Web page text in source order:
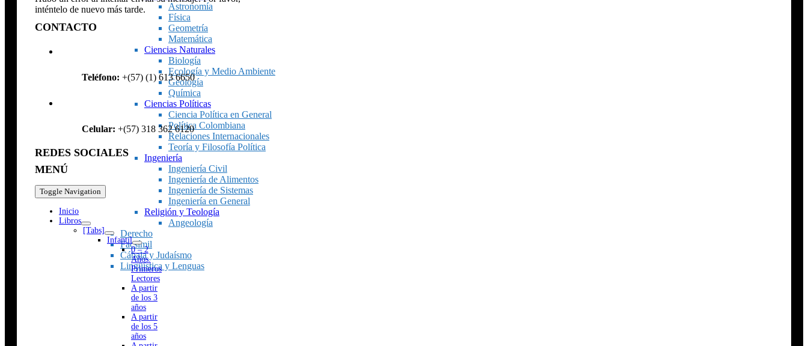
Astronomía
Física
Geometría
Matemática
Ciencias Naturales
Biología
Ecología y Medio Ambiente
Geología
Química
Ciencias Políticas
Ciencia Política en General
Política Colombiana
Relaciones Internacionales
Teoría y Filosofía Política
Ingeniería
Ingeniería Civil
Ingeniería de Alimentos
Ingeniería de Sistemas
Ingeniería en General
Religión y Teología
Angeología
Derecho
Facsímil
Cábala y Judaísmo
Lingüística y Lenguas
inténtelo de nuevo más tarde.
CONTACTO
Teléfono: +(57) (1) 613 6650
Celular: +(57) 318 362 6120
REDES SOCIALES
MENÚ
Toggle Navigation
Inicio
Libros
[Tabs]
Infantil
0 – 2
Años.
Primeros
Lectores
A partir
de los 3
años
A partir
de los 5
años